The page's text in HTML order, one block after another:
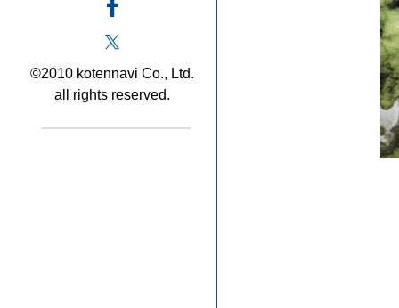
©2010 kotennavi Co., Ltd.
all rights reserved.